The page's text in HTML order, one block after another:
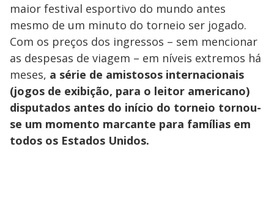
maior festival esportivo do mundo antes
mesmo de um minuto do torneio ser jogado.
Com os preços dos ingressos – sem mencionar
as despesas de viagem – em níveis extremos há
meses, a série de amistosos internacionais
(jogos de exibição, para o leitor americano)
disputados antes do início do torneio tornou-
se um momento marcante para famílias em
todos os Estados Unidos.